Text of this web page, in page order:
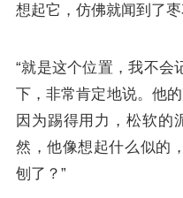
想起它，仿佛就闻到了
“就是这个位置，我不会
下，非常肯定地说。他
因为踢得用力，松软的
然，他像想起什么似的
刨了？”